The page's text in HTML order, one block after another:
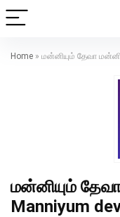
Home » மன்னியும் தேவா
மன்னியும்
Manniyum